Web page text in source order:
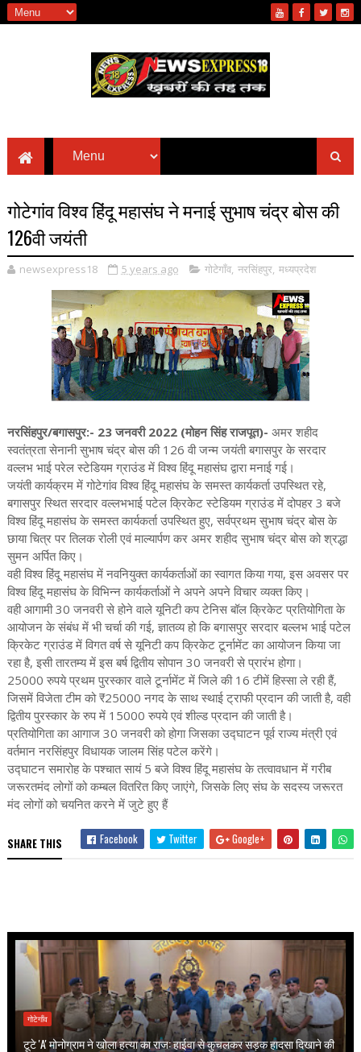
गोटेगांव विश्व हिंदू महासंघ ने मनाई सुभाष चंद्र बोस की
126वी जयंती
newsexpress18 5 years ago गोटेगाँव, नरसिंहपुर, मध्यप्रदेश
नरसिंहपुर/बगासपुर:- 23 जनवरी 2022 (मोहन सिंह राजपूत)- अमर शहीद
स्वतंत्रता सेनानी सुभाष चंद्र बोस की 126 वी जन्म जयंती बगासपुर के सरदार
वल्लभ भाई परेल स्टेडियम ग्राउंड में विश्व हिंदू महासंघ द्वारा मनाई गई।
जयंती कार्यक्रम में गोटेगांव विश्व हिंदू महासंघ के समस्त कार्यकर्ता उपस्थित रहे,
बगासपुर स्थित सरदार वल्लभभाई पटेल क्रिकेट स्टेडियम ग्राउंड में दोपहर 3 बजे
विश्व हिंदू महासंघ के समस्त कार्यकर्ता उपस्थित हुए, सर्वप्रथम सुभाष चंद्र बोस के
छाया चित्र पर तिलक रोली एवं माल्यार्पण कर अमर शहीद सुभाष चंद्र बोस को श्रद्धा
सुमन अर्पित किए।
वही विश्व हिंदू महासंघ में नवनियुक्त कार्यकर्ताओं का स्वागत किया गया, इस अवसर पर
विश्व हिंदू महासंघ के विभिन्न कार्यकर्ताओं ने अपने अपने विचार व्यक्त किए।
वही आगामी 30 जनवरी से होने वाले यूनिटी कप टेनिस बॉल क्रिकेट प्रतियोगिता के
आयोजन के संबंध में भी चर्चा की गई, ज्ञातव्य हो कि बगासपुर सरदार बल्लभ भाई पटेल
क्रिकेट ग्राउंड में विगत वर्ष से यूनिटी कप क्रिकेट टूर्नामेंट का आयोजन किया जा
रहा है, इसी तारतम्य में इस बर्ष द्वितीय सोपान 30 जनवरी से प्रारंभ होगा।
25000 रुपये प्रथम पुरस्कार वाले टूर्नामेंट में जिले की 16 टीमें हिस्सा ले रही हैं,
जिसमें विजेता टीम को ₹25000 नगद के साथ स्थाई ट्राफी प्रदान की जाती है, वही
द्वितीय पुरस्कार के रुप में 15000 रुपये एवं शील्ड प्रदान की जाती है।
प्रतियोगिता का आगाज 30 जनवरी को होगा जिसका उद्घाटन पूर्व राज्य मंत्री एवं
वर्तमान नरसिंहपुर विधायक जालम सिंह पटेल करेंगे।
उद्घाटन समारोह के पश्चात सायं 5 बजे विश्व हिंदू महासंघ के तत्वावधान में गरीब
जरूरतमंद लोगों को कम्बल वितरित किए जाएंगे, जिसके लिए संघ के सदस्य जरूरत
मंद लोगों को चयनित करने में जुटे हुए हैं
SHARE THIS Facebook Twitter Google+
गोटेगाँव
टूटे 'A' मोनोग्राम ने खोला हत्या का राज: हाईवा से कुचलकर सड़क हादसा दिखाने की